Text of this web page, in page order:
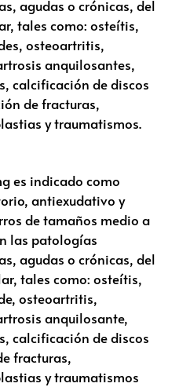
agudas o crónicas, del
tales como: osteítis,
osteoartritis,
anquilosantes,
calcificación de discos
de fracturas,
y traumatismos.
es indicado como
antiexudativo y
de tamaños medio a
las patologías
agudas o crónicas, del
tales como: osteítis,
osteoartritis,
anquilosante,
calcificación de discos
fracturas,
y traumatismos